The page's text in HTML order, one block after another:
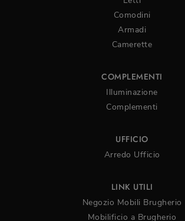
Comodini
Armadi
Camerette
COMPLEMENTI
Illuminazione
Complementi
UFFICIO
Arredo Ufficio
LINK UTILI
Negozio Mobili Brugherio
Mobilificio a Brugherio